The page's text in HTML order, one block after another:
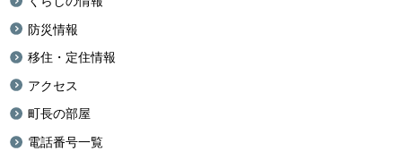
防災情報
移住・定住情報
アクセス
町長の部屋
電話番号一覧